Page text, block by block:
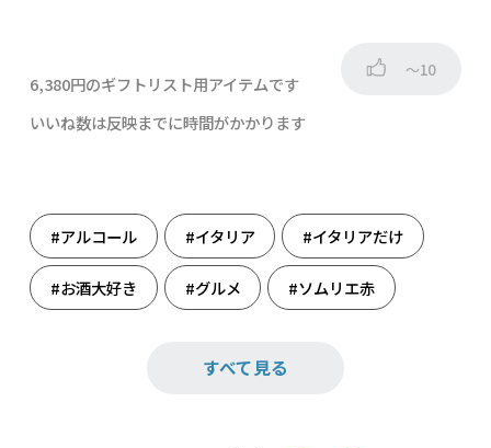
6,380円のギフトリスト用アイテムです
～10
いいね数は反映までに時間がかかります
#アルコール #イタリア #イタリアだけ
#お酒大好き #グルメ #ソムリエ赤
すべて見る